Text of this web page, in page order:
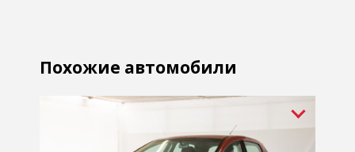
Похожие автомобили